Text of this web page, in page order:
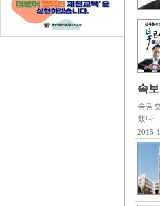
속
송광
했다.
2015-